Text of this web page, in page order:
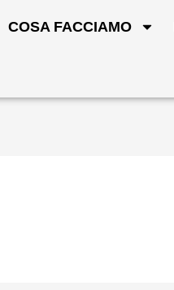
COSA FACCIAMO